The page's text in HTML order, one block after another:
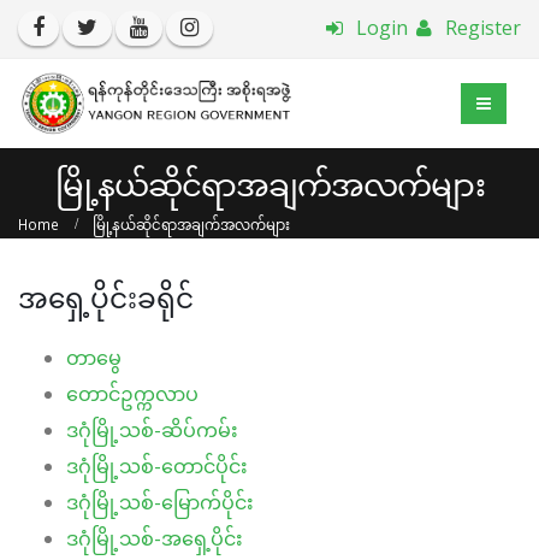
Login Register
မြို့နယ်ဆိုင်ရာအချက်အလက်များ
Home မြို့နယ်ဆိုင်ရာအချက်အလက်များ
အရှေ့ပိုင်းခရိုင်
တာမွေ
တောင်ဥက္ကလာပ
ဒဂုံမြို့သစ်-ဆိပ်ကမ်း
ဒဂုံမြို့သစ်-တောင်ပိုင်း
ဒဂုံမြို့သစ်-မြောက်ပိုင်း
ဒဂုံမြို့သစ်-အရှေ့ပိုင်း